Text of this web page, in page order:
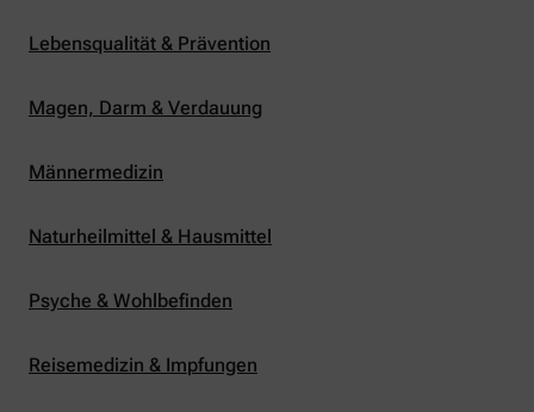
Lebensqualität & Prävention
Magen, Darm & Verdauung
Männermedizin
Naturheilmittel & Hausmittel
Psyche & Wohlbefinden
Reisemedizin & Impfungen